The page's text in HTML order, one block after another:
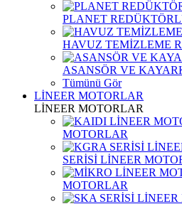
PLANET
HAVUZ TEMİZLEME
ASANSÖR VE
Tümünü Gör
LİNEER MOTORLAR
LİNEER MOTORLAR
MOTORLAR
SERİSİ LİNEER
MOTORLAR